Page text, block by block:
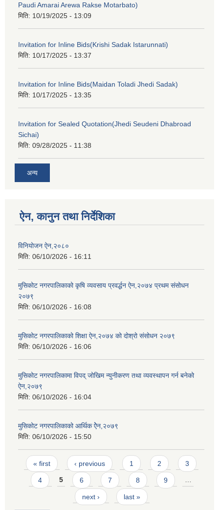
Paudi Amarai Arewa Rakse Motarbato)
मिति: 10/19/2025 - 13:09
Invitation for Inline Bids(Krishi Sadak Istarunnati)
मिति: 10/17/2025 - 13:37
Invitation for Inline Bids(Maidan Toladi Jhedi Sadak)
मिति: 10/17/2025 - 13:35
Invitation for Sealed Quotation(Jhedi Seudeni Dhabroad
Sichai)
मिति: 09/28/2025 - 11:38
अन्य
ऐन, कानुन तथा निर्देशिका
विनियोजन ऐन,२०८०
मिति: 06/10/2026 - 16:11
मुसिकोट नगरपालिकाको कृषि व्यवसाय प्रवर्द्धन ऐन,२०७४ प्रथम संसोधन
२०७९
मिति: 06/10/2026 - 16:08
मुसिकोट नगरपालिकाको शिक्षा ऐन,२०७४ को दोश्रो संसोधन २०७९
मिति: 06/10/2026 - 16:06
मुसिकोट नगरपालिकामा विपद् जोखिम न्युनीकरण तथा व्यवस्थापन गर्न बनेको
ऐन,२०७९
मिति: 06/10/2026 - 16:04
मुसिकोट नगरपालिकाको आर्थिक ऐेन,२०७९
मिति: 06/10/2026 - 15:50
Pages
« first ‹ previous 1 2 3
4 5 6 7 8 9 …
next › last »